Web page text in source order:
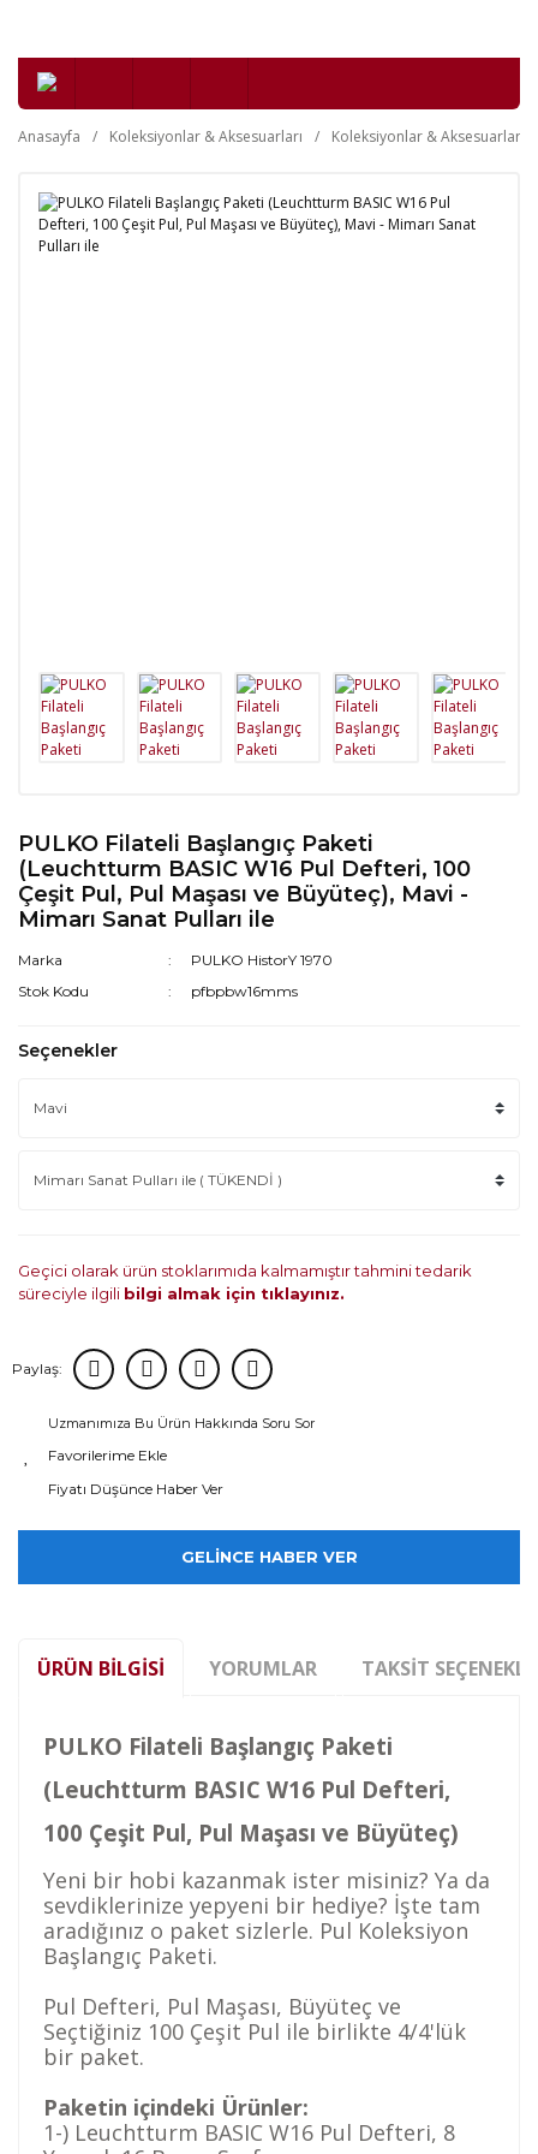
Anasayfa Koleksiyonlar & Aksesuarları Koleksiyonlar & Aksesuarları
PULKO Filateli Başlangıç Paketi
(Leuchtturm BASIC W16 Pul Defteri, 100
Çeşit Pul, Pul Maşası ve Büyüteç), Mavi -
Mimarı Sanat Pulları ile
Marka
PULKO HistorY 1970
Stok Kodu
pfbpbw16mms
Seçenekler
Geçici olarak ürün stoklarımıda kalmamıştır tahmini tedarik
süreciyle ilgili bilgi almak için tıklayınız.
Paylaş:
Uzmanımıza Bu Ürün Hakkında Soru Sor
Fiyatı Düşünce Haber Ver
GELİNCE HABER VER
ÜRÜN BILGISI YORUMLAR TAKSIT
PULKO Filateli Başlangıç Paketi
(Leuchtturm BASIC W16 Pul Defteri,
100 Çeşit Pul, Pul Maşası ve Büyüteç)
Yeni bir hobi kazanmak ister misiniz? Ya da
sevdiklerinize yepyeni bir hediye? İşte tam
aradığınız o paket sizlerle. Pul Koleksiyon
Başlangıç Paketi.
Pul Defteri, Pul Maşası, Büyüteç ve
Seçtiğiniz 100 Çeşit Pul ile birlikte 4/4'lük
bir paket.
Paketin içindeki Ürünler:
1-) Leuchtturm BASIC W16 Pul Defteri, 8